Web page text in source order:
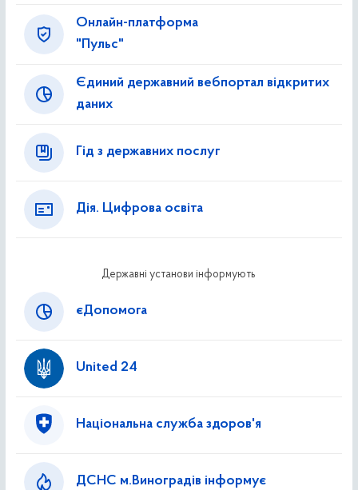
Онлайн-платформа
"Пульс"
Єдиний державний вебпортал відкритих
даних
Гід з державних послуг
Дія. Цифрова освіта
Державні установи інформують
єДопомога
United 24
Національна служба здоров'я
ДСНС м.Виноградів інформує